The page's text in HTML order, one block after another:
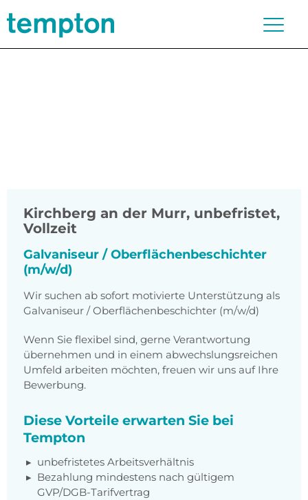
Kirchberg an der Murr, unbefristet,
Vollzeit
Galvaniseur / Oberflächenbeschichter
(m/w/d)
Wir suchen ab sofort motivierte Unterstützung als
Galvaniseur / Oberflächenbeschichter (m/w/d)
Wenn Sie flexibel sind, gerne Verantwortung
übernehmen und in einem abwechslungsreichen
Umfeld arbeiten möchten, freuen wir uns auf Ihre
Bewerbung.
Diese Vorteile erwarten Sie bei
Tempton
unbefristetes Arbeitsverhältnis
Bezahlung mindestens nach gültigem
GVP/DGB-Tarifvertrag